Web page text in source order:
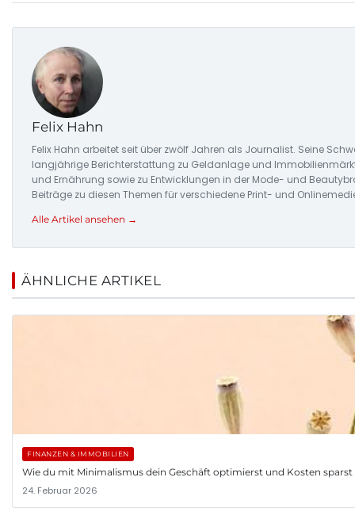
Felix Hahn
Felix Hahn arbeitet seit über zwölf Jahren als Journalist. Seine
langjährige Berichterstattung zu Geldanlage und
und Ernährung sowie zu Entwicklungen in der Mode- und
Beiträge zu diesen Themen für verschiedene Print- und
Alle Artikel ansehen →
ÄHNLICHE ARTIKEL
FINANZEN & IMMOBILIEN
Wie du mit Minimalismus dein Geschäft optimierst und Kosten sparst
24. Februar 2026